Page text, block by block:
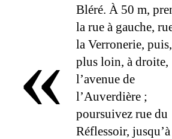
«
Bléré. À 50 m,
la rue à gauche,
la Verronerie, puis,
plus loin, à droite,
l’avenue de
l’Auverdière ;
poursuivez rue du
Réflessoir,